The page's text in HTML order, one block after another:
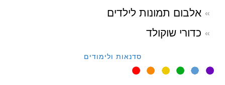
אלבום תמונות לילדים
כדורי שוקולד
סדנאות ולימודים